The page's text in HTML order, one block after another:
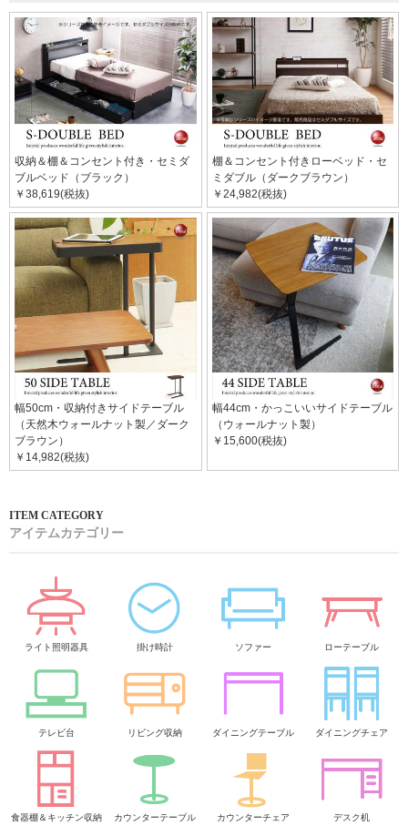
収納＆棚＆コンセント付き・セミダ
ブルベッド（ブラック）
￥38,619(税抜)
棚＆コンセント付きローベッド・セ
ミダブル（ダークブラウン）
￥24,982(税抜)
幅50cm・収納付きサイドテーブル
（天然木ウォールナット製／ダーク
ブラウン）
￥14,982(税抜)
幅44cm・かっこいいサイドテーブル
（ウォールナット製）
￥15,600(税抜)
アイテムカテゴリー
ライト照明器具 掛け時計 ソファー ローテーブル
テレビ台 リビング収納 ダイニングテーブル ダイニングチェア
食器棚＆キッチン収納 カウンターテーブル カウンターチェア デスク机